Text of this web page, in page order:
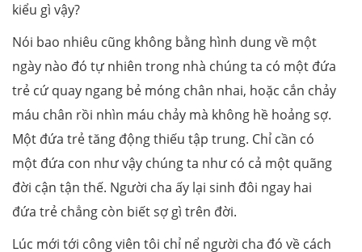
kiểu gì vậy?
Nói bao nhiêu cũng không bằng hình dung về một
ngày nào đó tự nhiên trong nhà chúng ta có một đứa
trẻ cứ quay ngang bẻ móng chân nhai, hoặc cắn chảy
máu chân rồi nhìn máu chảy mà không hề hoảng sợ.
Một đứa trẻ tăng động thiếu tập trung. Chỉ cần có
một đứa con như vậy chúng ta như có cả một quãng
đời cận tận thế. Người cha ấy lại sinh đôi ngay hai
đứa trẻ chẳng còn biết sợ gì trên đời.
Lúc mới tới công viên tôi chỉ nể người cha đó về cách